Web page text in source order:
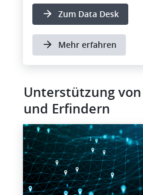
Zum Data Desk
Mehr erfahren
Unterstützung
und Erfindern
Bild